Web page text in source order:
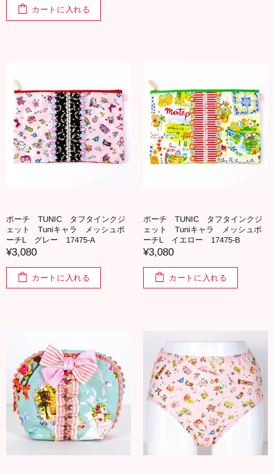
カートに入れる
ポーチ TUNIC タフタインクジ
ェット Tuniキャラ メッシュポ
ーチL グレー 17475-A
¥3,080
カートに入れる
ポーチ TUNIC タフタインクジ
ェット Tuniキャラ メッシュポ
ーチL イエロー 17475-B
¥3,080
カートに入れる